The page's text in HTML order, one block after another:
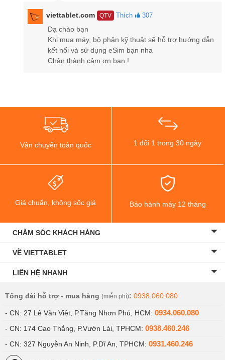
viettablet.com QTV Thích 307
Dạ chào bạn
Khi mua máy, bộ phận kỹ thuật sẽ hỗ trợ hướng dẫn
kết nối và sử dụng eSim bạn nha
Chân thành cảm ơn bạn !
Vận chuyển toàn quốc 1 đổi 1 trong 30 ngày
Giá chuẩn, không sốc giá Bảo hành máy 12 tháng
CHĂM SÓC KHÁCH HÀNG
VỀ VIETTABLET
LIÊN HỆ NHANH
Tổng đài hỗ trợ - mua hàng (miễn phí): 0938.060.080
- CN: 27 Lê Văn Việt, P.Tăng Nhơn Phú, HCM: 0934.060.080
- CN: 174 Cao Thắng, P.Vườn Lài, TPHCM: 0938.460.246
- CN: 327 Nguyễn An Ninh, P.Dĩ An, TPHCM: 0931.460.246